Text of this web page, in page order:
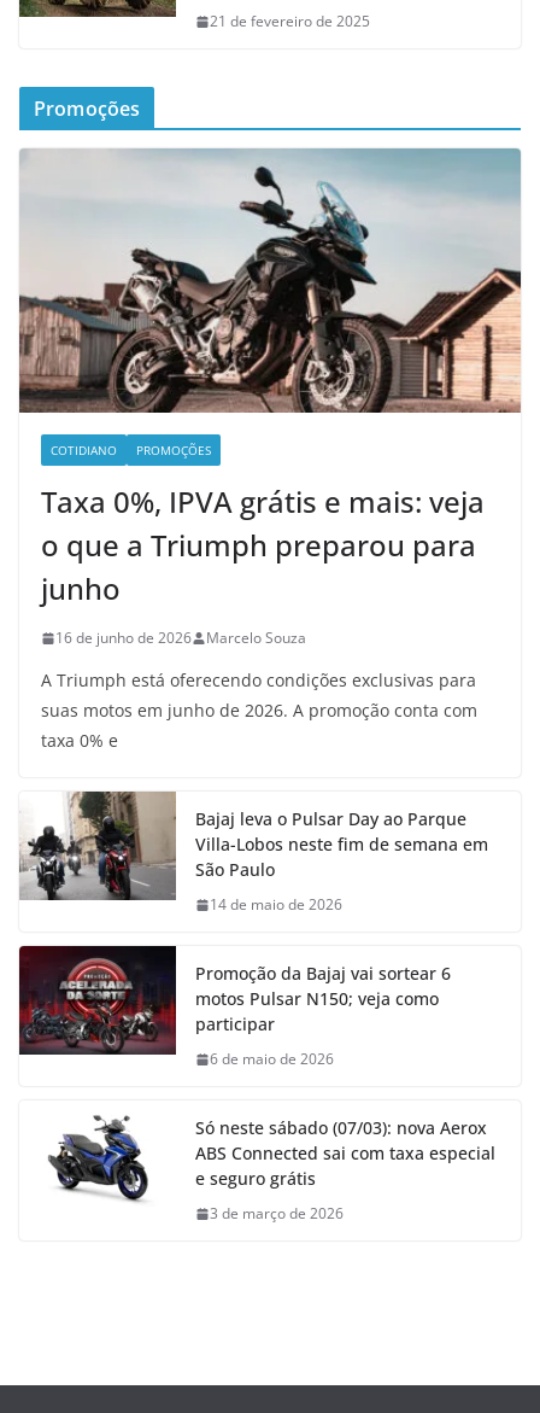
21 de fevereiro de 2025
Promoções
COTIDIANO PROMOÇÕES
Taxa 0%, IPVA grátis e mais: veja
o que a Triumph preparou para
junho
16 de junho de 2026 Marcelo Souza
A Triumph está oferecendo condições exclusivas para
suas motos em junho de 2026. A promoção conta com
taxa 0% e
Bajaj leva o Pulsar Day ao Parque
Villa-Lobos neste fim de semana em
São Paulo
14 de maio de 2026
Promoção da Bajaj vai sortear 6
motos Pulsar N150; veja como
participar
6 de maio de 2026
Só neste sábado (07/03): nova Aerox
ABS Connected sai com taxa especial
e seguro grátis
3 de março de 2026